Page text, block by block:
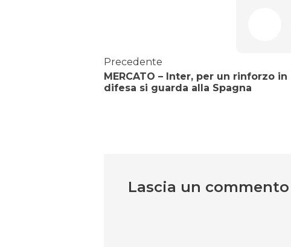
Precedente
MERCATO – Inter, per un rinforzo in
difesa si guarda alla Spagna
Lascia un commento